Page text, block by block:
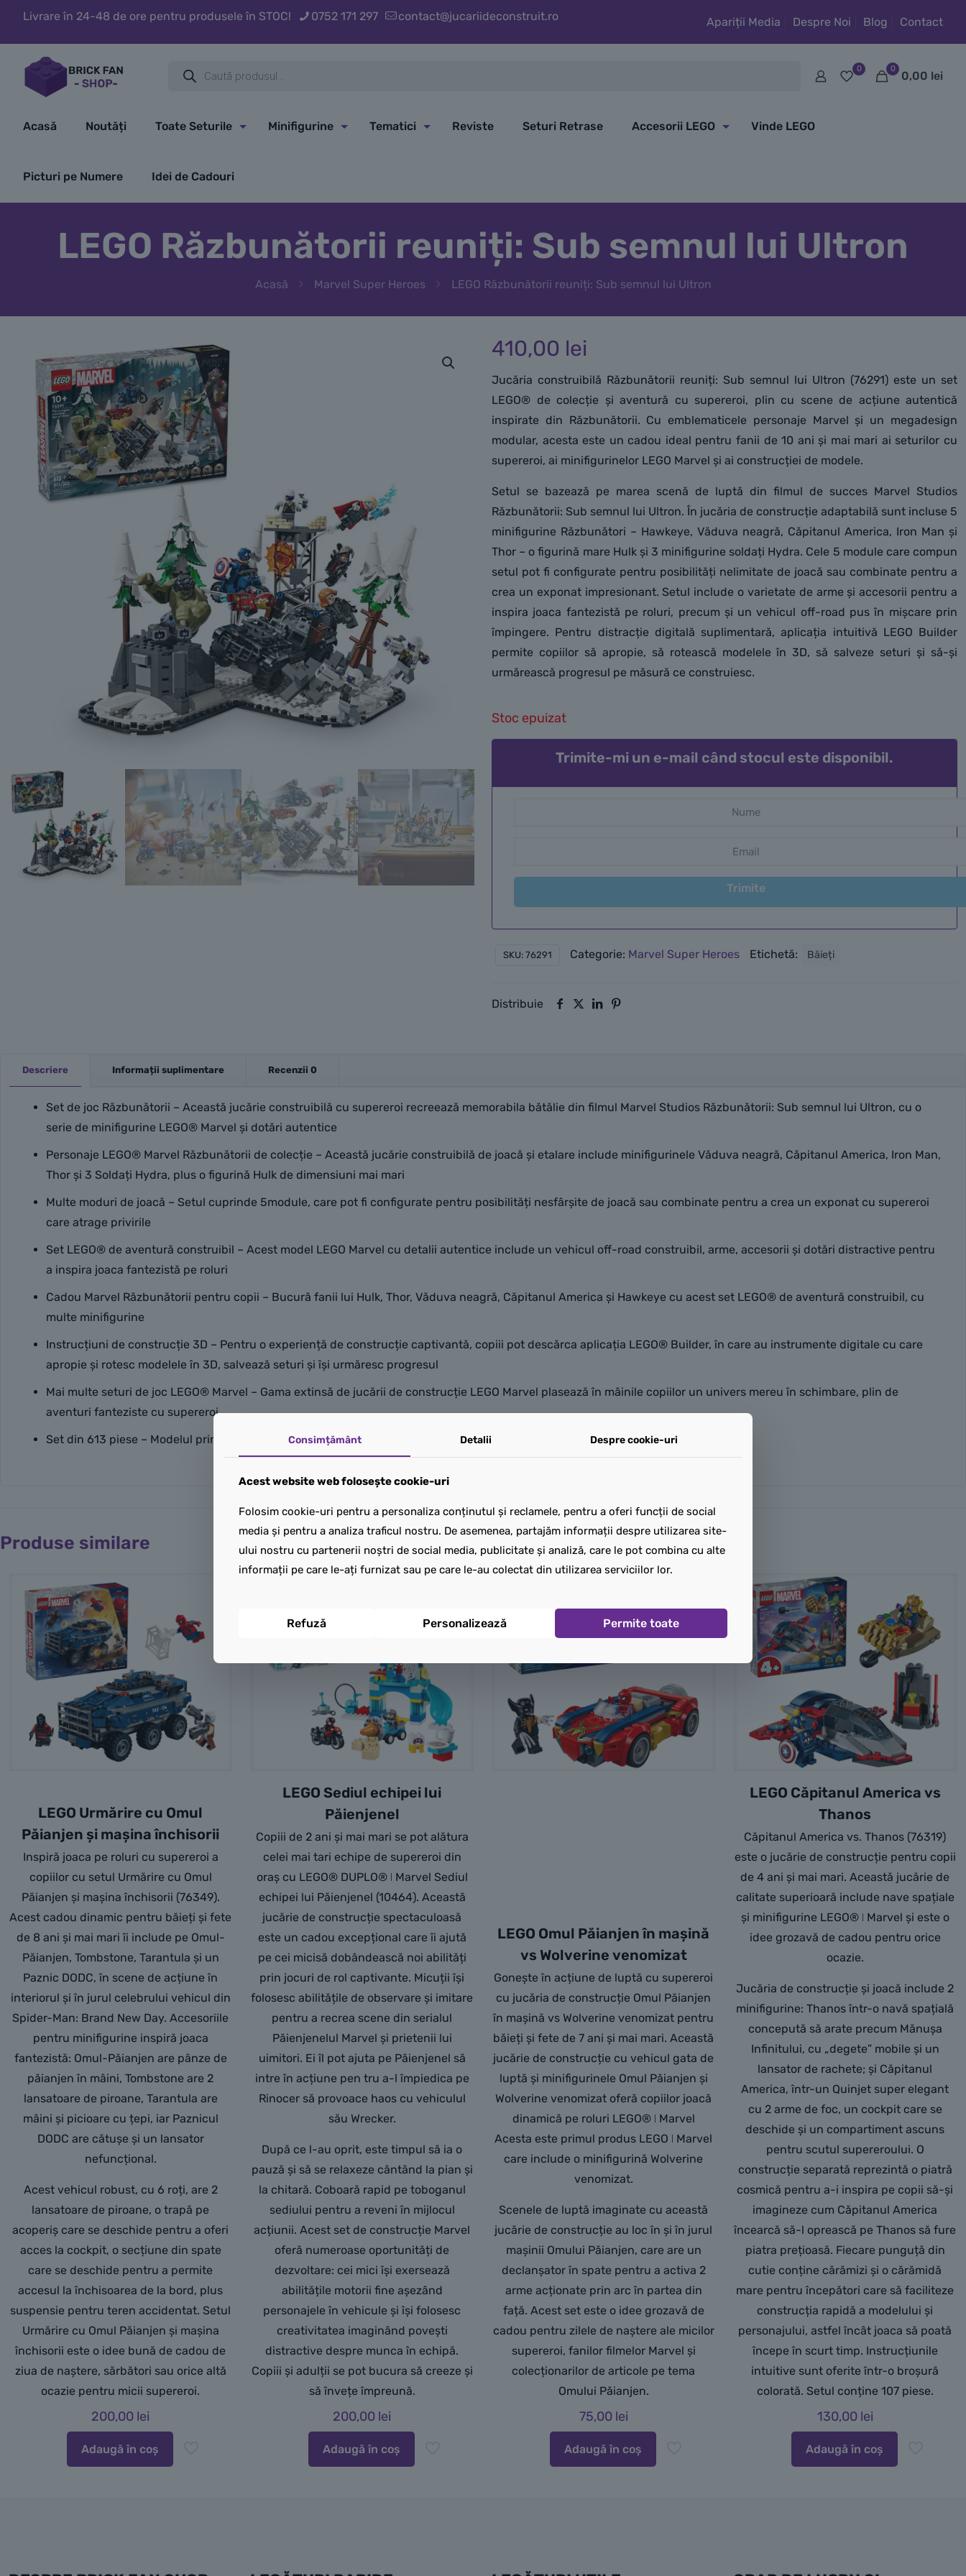
Livrare în 24-48 de ore pentru produsele în STOC! 0752 171 297 contact@jucariideconstruit.ro Apariții Media Despre Noi Blog Contact
search
0 0
0,00 lei
Acasă Noutăți Toate Seturile Minifigurine Tematici Reviste Seturi Retrase Accesorii LEGO Vinde LEGO
Picturi pe Numere Idei de Cadouri
LEGO Răzbunătorii reuniți: Sub semnul lui Ultron
Acasă Marvel Super Heroes LEGO Răzbunătorii reuniți: Sub semnul lui Ultron
410,00 lei
Jucăria construibilă Răzbunătorii reuniți: Sub semnul lui Ultron (76291) este un set
LEGO® de colecție și aventură cu supereroi, plin cu scene de acțiune autentică
inspirate din Răzbunătorii. Cu emblematicele personaje Marvel și un megadesign
modular, acesta este un cadou ideal pentru fanii de 10 ani și mai mari ai seturilor cu
supereroi, ai minifigurinelor LEGO Marvel și ai construcției de modele.
Setul se bazează pe marea scenă de luptă din filmul de succes Marvel Studios
Răzbunătorii: Sub semnul lui Ultron. În jucăria de construcție adaptabilă sunt incluse 5
minifigurine Răzbunători – Hawkeye, Văduva neagră, Căpitanul America, Iron Man și
Thor – o figurină mare Hulk și 3 minifigurine soldați Hydra. Cele 5 module care compun
setul pot fi configurate pentru posibilități nelimitate de joacă sau combinate pentru a
crea un exponat impresionant. Setul include o varietate de arme și accesorii pentru a
inspira joaca fantezistă pe roluri, precum și un vehicul off-road pus în mișcare prin
împingere. Pentru distracție digitală suplimentară, aplicația intuitivă LEGO Builder
permite copiilor să apropie, să rotească modelele în 3D, să salveze seturi și să-și
urmărească progresul pe măsură ce construiesc.
Stoc epuizat
Trimite-mi un e-mail când stocul este disponibil.
Trimite
SKU: 76291 Categorie: Marvel Super Heroes Etichetă: Băieți
Distribuie
Descriere Informații suplimentare Recenzii 0
Set de joc Răzbunătorii – Această jucărie construibilă cu supereroi recreează memorabila bătălie din filmul Marvel Studios Răzbunătorii: Sub semnul lui Ultron, cu o
serie de minifigurine LEGO® Marvel și dotări autentice
Personaje LEGO® Marvel Răzbunătorii de colecție – Această jucărie construibilă de joacă și etalare include minifigurinele Văduva neagră, Căpitanul America, Iron Man,
Thor și 3 Soldați Hydra, plus o figurină Hulk de dimensiuni mai mari
Multe moduri de joacă – Setul cuprinde 5module, care pot fi configurate pentru posibilități nesfârșite de joacă sau combinate pentru a crea un exponat cu supereroi
care atrage privirile
Set LEGO® de aventură construibil – Acest model LEGO Marvel cu detalii autentice include un vehicul off-road construibil, arme, accesorii și dotări distractive pentru
a inspira joaca fantezistă pe roluri
Cadou Marvel Răzbunătorii pentru copii – Bucură fanii lui Hulk, Thor, Văduva neagră, Căpitanul America și Hawkeye cu acest set LEGO® de aventură construibil, cu
multe minifigurine
Instrucțiuni de construcție 3D – Pentru o experiență de construcție captivantă, copiii pot descărca aplicația LEGO® Builder, în care au instrumente digitale cu care
apropie și rotesc modelele în 3D, salvează seturi și își urmăresc progresul
Mai multe seturi de joc LEGO® Marvel – Gama extinsă de jucării de construcție LEGO Marvel plasează în mâinile copiilor un univers mereu în schimbare, plin de
aventuri fanteziste cu supereroi
Set din 613 piese – Modelul principal măsoară 18 cm în înălțime, 27 cm în lățime și 28 cm în adâncime
Produse similare
LEGO Urmărire cu Omul
Păianjen și mașina închisorii
Inspiră joaca pe roluri cu supereroi a
copiilor cu setul Urmărire cu Omul
Păianjen și mașina închisorii (76349).
Acest cadou dinamic pentru băieți și fete
de 8 ani și mai mari îi include pe Omul-
Păianjen, Tombstone, Tarantula și un
Paznic DODC, în scene de acțiune în
interiorul și în jurul celebrului vehicul din
Spider-Man: Brand New Day. Accesoriile
pentru minifigurine inspiră joaca
fantezistă: Omul-Păianjen are pânze de
păianjen în mâini, Tombstone are 2
lansatoare de piroane, Tarantula are
mâini și picioare cu țepi, iar Paznicul
DODC are cătușe și un lansator
nefuncțional.
Acest vehicul robust, cu 6 roți, are 2
lansatoare de piroane, o trapă pe
acoperiș care se deschide pentru a oferi
acces la cockpit, o secțiune din spate
care se deschide pentru a permite
accesul la închisoarea de la bord, plus
suspensie pentru teren accidentat. Setul
Urmărire cu Omul Păianjen și mașina
închisorii este o idee bună de cadou de
ziua de naștere, sărbători sau orice altă
ocazie pentru micii supereroi.
200,00 lei
Adaugă în coș
LEGO Sediul echipei lui
Păienjenel
Copiii de 2 ani și mai mari se pot alătura
celei mai tari echipe de supereroi din
oraș cu LEGO® DUPLO® ǀ Marvel Sediul
echipei lui Păienjenel (10464). Această
jucărie de construcție spectaculoasă
este un cadou excepțional care îi ajută
pe cei micisă dobândească noi abilități
prin jocuri de rol captivante. Micuții își
folosesc abilitățile de observare și imitare
pentru a recrea scene din serialul
Păienjenelul Marvel și prietenii lui
uimitori. Ei îl pot ajuta pe Păienjenel să
intre în acțiune pen tru a-l împiedica pe
Rinocer să provoace haos cu vehiculul
său Wrecker.
După ce l-au oprit, este timpul să ia o
pauză și să se relaxeze cântând la pian și
la chitară. Coboară rapid pe toboganul
sediului pentru a reveni în mijlocul
acțiunii. Acest set de construcție Marvel
oferă numeroase oportunități de
dezvoltare: cei mici își exersează
abilitățile motorii fine așezând
personajele în vehicule și își folosesc
creativitatea imaginând povești
distractive despre munca în echipă.
Copiii și adulții se pot bucura să creeze și
să învețe împreună.
200,00 lei
Adaugă în coș
LEGO Omul Păianjen în mașină
vs Wolverine venomizat
Gonește în acțiune de luptă cu supereroi
cu jucăria de construcție Omul Păianjen
în mașină vs Wolverine venomizat pentru
băieți și fete de 7 ani și mai mari. Această
jucărie de construcție cu vehicul gata de
luptă și minifigurinele Omul Păianjen și
Wolverine venomizat oferă copiilor joacă
dinamică pe roluri LEGO® ǀ Marvel
Acesta este primul produs LEGO ǀ Marvel
care include o minifigurină Wolverine
venomizat.
Scenele de luptă imaginate cu această
jucărie de construcție au loc în și în jurul
mașinii Omului Păianjen, care are un
declanșator în spate pentru a activa 2
arme acționate prin arc în partea din
față. Acest set este o idee grozavă de
cadou pentru zilele de naștere ale micilor
supereroi, fanilor filmelor Marvel și
colecționarilor de articole pe tema
Omului Păianjen.
75,00 lei
Adaugă în coș
LEGO Căpitanul America vs
Thanos
Căpitanul America vs. Thanos (76319)
este o jucărie de construcție pentru copii
de 4 ani și mai mari. Această jucărie de
calitate superioară include nave spațiale
și minifigurine LEGO® ǀ Marvel și este o
idee grozavă de cadou pentru orice
ocazie.
Jucăria de construcție și joacă include 2
minifigurine: Thanos într-o navă spațială
concepută să arate precum Mănușa
Infinitului, cu „degete” mobile și un
lansator de rachete; și Căpitanul
America, într-un Quinjet super elegant
cu 2 arme de foc, un cockpit care se
deschide și un compartiment ascuns
pentru scutul supereroului. O
construcție separată reprezintă o piatră
cosmică pentru a-i inspira pe copii să-și
imagineze cum Căpitanul America
încearcă să-l oprească pe Thanos să fure
piatra prețioasă. Fiecare punguță din
cutie conține cărămizi și o cărămidă
mare pentru începători care să faciliteze
construcția rapidă a modelului și
personajului, astfel încât joaca să poată
începe în scurt timp. Instrucțiunile
intuitive sunt oferite într-o broșură
colorată. Setul conține 107 piese.
130,00 lei
Adaugă în coș
Consimțământ Detalii Despre cookie-uri
Acest website web folosește cookie-uri
Folosim cookie-uri pentru a personaliza conținutul și reclamele, pentru a oferi funcții de social
media și pentru a analiza traficul nostru. De asemenea, partajăm informații despre utilizarea site-
ului nostru cu partenerii noștri de social media, publicitate și analiză, care le pot combina cu alte
informații pe care le-ați furnizat sau pe care le-au colectat din utilizarea serviciilor lor.
Refuză Personalizează Permite toate